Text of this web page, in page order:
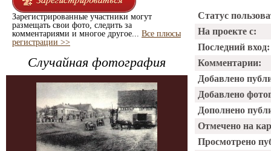
Зарегистрированные участники могут
размещать свои фото, следить за
комментариями и многое другое... Все плюсы
регистрации >>
Случайная фотография
Статус
На проекте с:
Последний вход:
Комментарии:
Добавлено
Добавлено
Дополнено
Отмечено на
Просмотрено